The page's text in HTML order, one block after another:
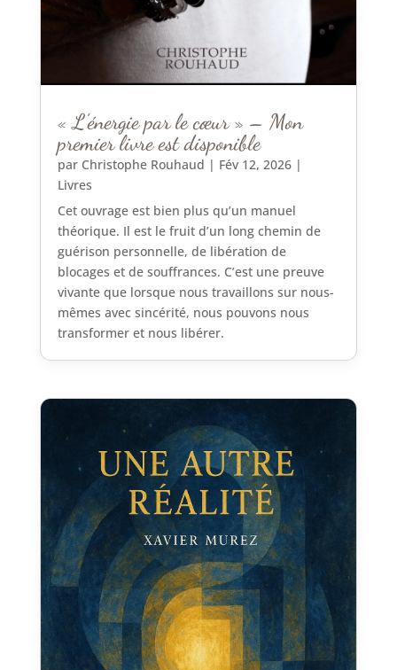
« L’énergie par le cœur » – Mon
premier livre est disponible
par Christophe Rouhaud | Fév 12, 2026|
Livres
Cet ouvrage est bien plus qu’un manuel
théorique. Il est le fruit d’un long chemin de
guérison personnelle, de libération de
blocages et de souffrances. C’est une preuve
vivante que lorsque nous travaillons sur nous-
mêmes avec sincérité, nous pouvons nous
transformer et nous libérer.